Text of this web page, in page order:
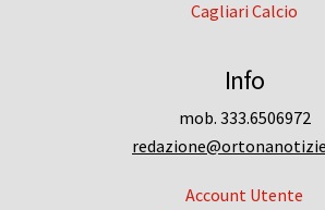
Cagliari Calcio
Info
mob. 333.6506972
Account Utente